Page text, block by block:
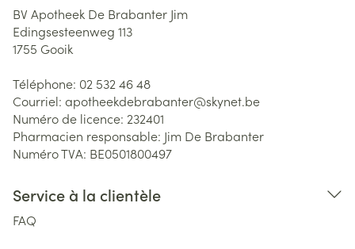
BV Apotheek De Brabanter Jim
Edingsesteenweg 113
1755 Gooik
Téléphone: 02 532 46 48
Courriel: apotheekdebrabanter@skynet.be
Numéro de licence: 232401
Pharmacien responsable: Jim De Brabanter
Numéro TVA: BE0501800497
Service à la clientèle
FAQ